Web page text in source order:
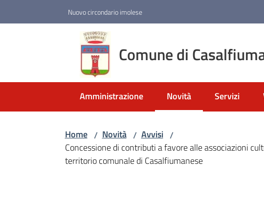
Nuovo circondario imolese
Comune di
Amministrazione Novità
Menu selezionato
Servizi
Home / Novità / Avvisi /
Concessione di contributi a favore alle associazioni
territorio comunale di Casalfiumanese